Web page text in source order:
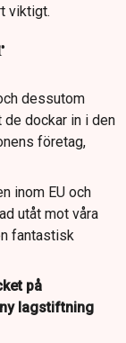
viktigt.
dessutom
de dockar in i den
företag,
inom EU och
utåt mot våra
fantastisk
på
lagstiftning